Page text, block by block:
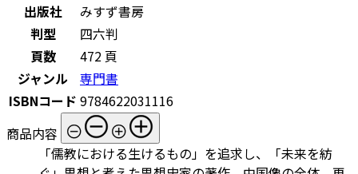
出版社
みすず書房
判型
四六判
頁数
472 頁
ジャンル
専門書
ISBNコード 9784622031116
商品内容
「儒教における生けるもの」を追求し、「未来を紡